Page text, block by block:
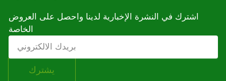
اشترك في النشرة الإخبارية لدينا واحصل على العروض
الخاصة
بريدك
الالكتروني
يشترك